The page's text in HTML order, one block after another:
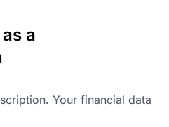
a
Your financial data